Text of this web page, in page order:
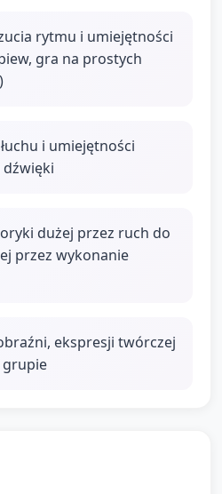
rytmu i umiejętności
gra na prostych
i umiejętności
dużej przez ruch do
przez wykonanie
ekspresji twórczej
grupie